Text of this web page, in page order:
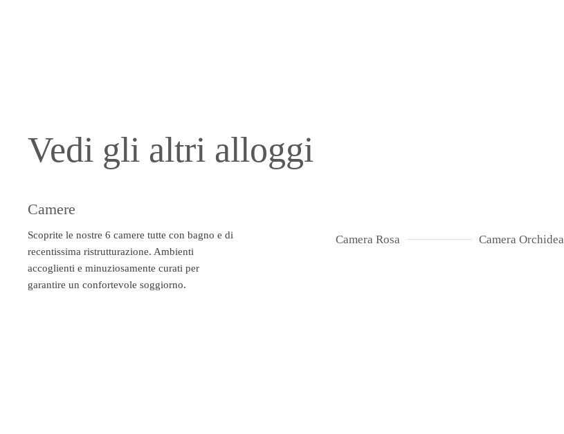
Vedi gli altri alloggi
Camere
Scoprite le nostre 6 camere tutte con bagno e di
recentissima ristrutturazione. Ambienti
accoglienti e minuziosamente curati per
garantire un confortevole soggiorno.
Camera Rosa Camera Orchidea